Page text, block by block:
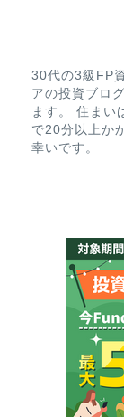
30代の3級FP
アの投資ブロ
ます。 住まい
で20分以上か
幸いです。